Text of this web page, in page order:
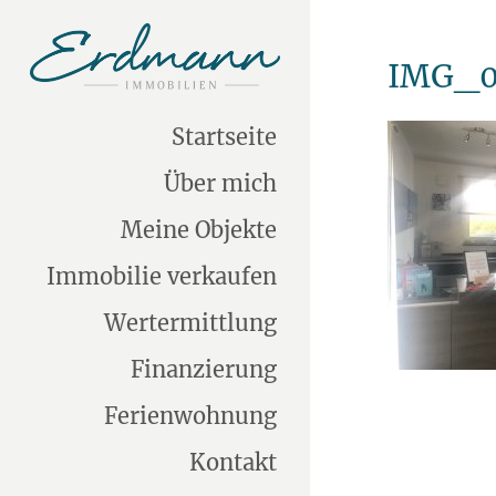
Startseite
Über mich
Meine Objekte
Immobilie verkaufen
Wertermittlung
Finanzierung
Ferienwohnung
Kontakt